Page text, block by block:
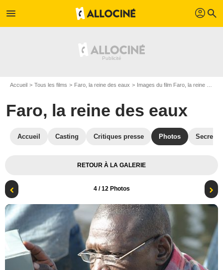
menu profil search
Accueil Tous les films Faro, la reine des eaux Images du film Faro, la reine des eaux
Faro, la reine des eaux
Accueil Casting Critiques presse Photos Secrets
RETOUR À LA GALERIE
4/ 12 Photos